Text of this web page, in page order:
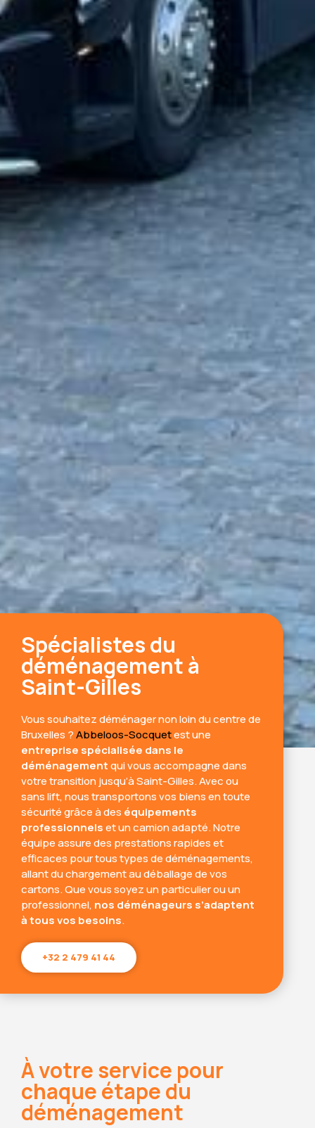
Spécialistes du
déménagement à
Saint-Gilles
Vous souhaitez déménager non loin du centre de
Bruxelles ?Abbeloos-Socquetest une
entreprise spécialisée dans le
déménagementqui vous accompagne dans
votre transition jusqu’à Saint-Gilles. Avec ou
sans lift, nous transportons vos biens en toute
sécurité grâce à des équipements
professionnelset un camion adapté. Notre
équipe assure des prestations rapides et
efficaces pour tous types de déménagements,
allant du chargement au déballage de vos
cartons. Que vous soyez un particulier ou un
professionnel, nos déménageurs s’adaptent
à tous vos besoins.
+32 2 479 41 44
À votre service pour
chaque étape du
déménagement